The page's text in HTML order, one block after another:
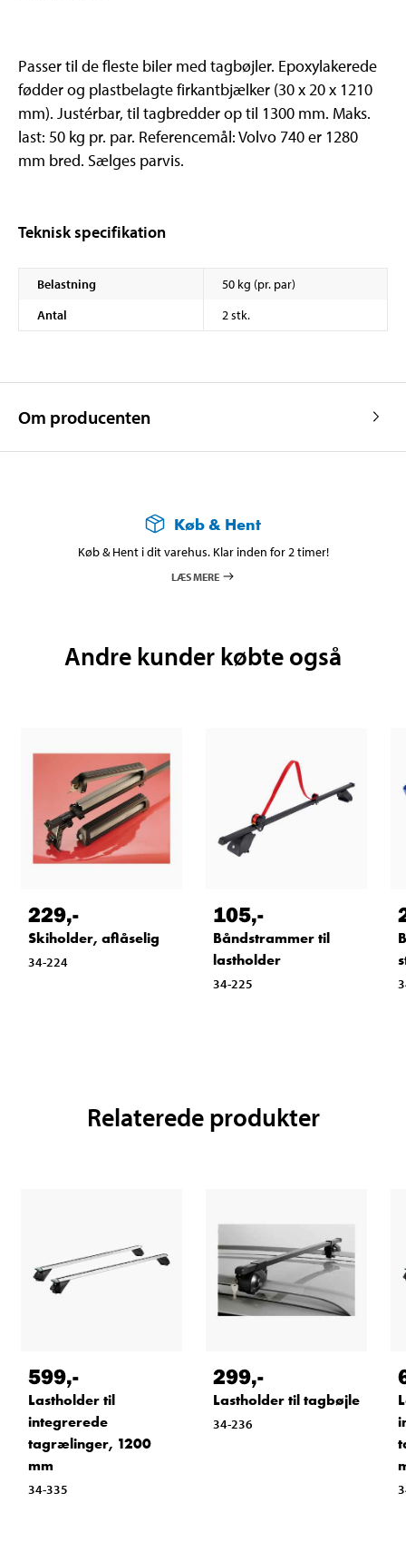
Passer til de fleste biler med tagbøjler. Epoxylakerede
fødder og plastbelagte firkantbjælker (30 x 20 x 1210
mm). Justérbar, til tagbredder op til 1300 mm. Maks.
last: 50 kg pr. par. Referencemål: Volvo 740 er 1280
mm bred. Sælges parvis.
Teknisk specifikation
Belastning
50 kg (pr. par)
Antal
2 stk.
Om producenten
Køb & Hent
Køb & Hent i dit varehus. Klar inden for 2 timer!
LÆS MERE
Andre kunder købte også
229,-
Skiholder, aflåselig
34-224
105,-
Båndstrammer til
lastholder
34-225
Relaterede produkter
599,-
Lastholder til
integrerede
tagrælinger, 1200
mm
34-335
299,-
Lastholder til tagbøjle
34-236